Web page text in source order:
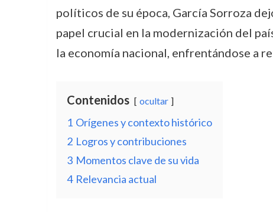
políticos de su época, García Sorroza
papel crucial en la modernización del
la economía nacional, enfrentándose a
Contenidos ocultar
1 Orígenes y contexto histórico
2 Logros y contribuciones
3 Momentos clave de su vida
4 Relevancia actual